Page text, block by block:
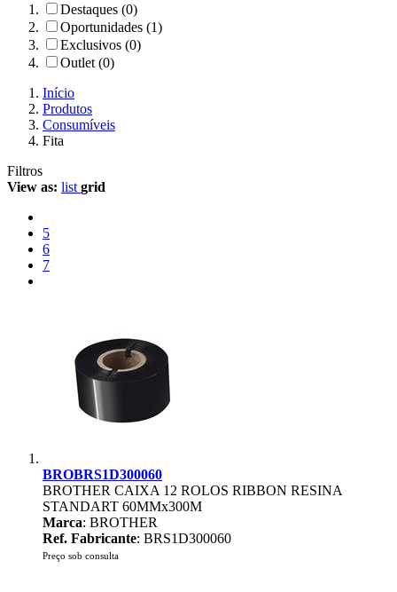
Destaques (0)
Oportunidades (1)
Exclusivos (0)
Outlet (0)
Início
Produtos
Consumíveis
Fita
Filtros
View as: list grid
5
6
7
BROBRS1D300060
BROTHER CAIXA 12 ROLOS RIBBON RESINA
STANDART 60MMx300M
Marca: BROTHER
Ref. Fabricante: BRS1D300060
Preço sob consulta